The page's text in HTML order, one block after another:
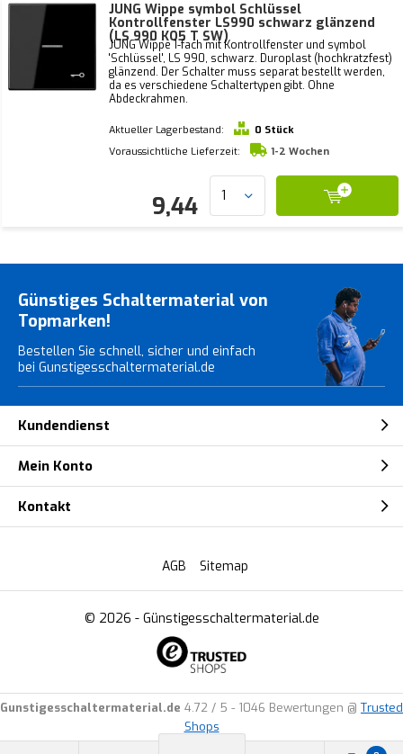
JUNG Wippe symbol Schlüssel
Kontrollfenster LS990 schwarz glänzend
(LS 990 KO5 T SW)
JUNG Wippe 1-fach mit Kontrollfenster und symbol
'Schlüssel', LS 990, schwarz. Duroplast (hochkratzfest)
glänzend. Der Schalter muss separat bestellt werden,
da es verschiedene Schaltertypen gibt. Ohne
Abdeckrahmen.
Aktueller Lagerbestand:
0 Stück
Voraussichtliche Lieferzeit:
1-2 Wochen
9,44
Günstiges Schaltermaterial von
Topmarken!
Bestellen Sie schnell, sicher und einfach
bei Gunstigesschaltermaterial.de
Kundendienst
Mein Konto
Kontakt
© 2026 - Günstigesschaltermaterial.de
AGB Sitemap
Gunstigesschaltermaterial.de 4.72 / 5 - 1046 Bewertungen @ Trusted
Shops